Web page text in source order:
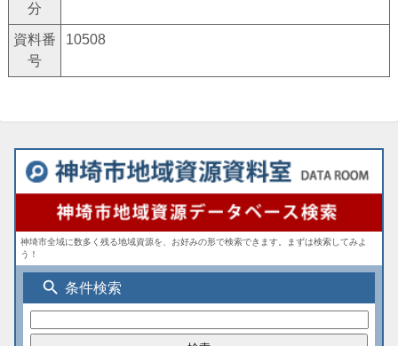
分
資料番
号
10508
神埼市全域に数多く残る地域資源を、お好みの形で検索できます。まずは検索してみよ
う！
search 条件検索